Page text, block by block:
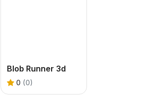
Blob Runner 3d
0 (0)